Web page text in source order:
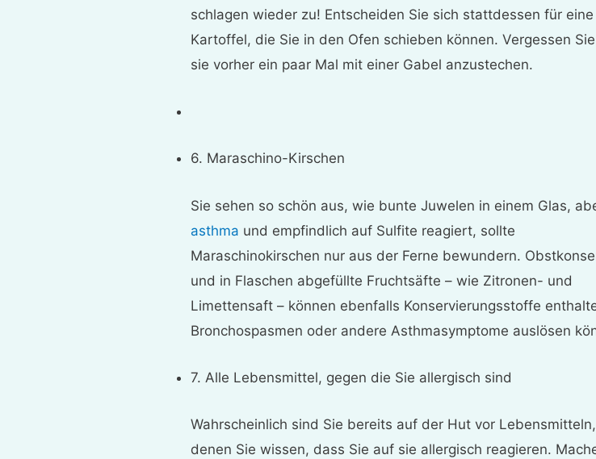
schlagen wieder zu! Entscheiden Sie sich stattdessen für eine
Kartoffel, die Sie in den Ofen schieben können. Vergessen
sie vorher ein paar Mal mit einer Gabel anzustechen.
6. Maraschino-Kirschen
Sie sehen so schön aus, wie bunte Juwelen in einem Glas,
asthma und empfindlich auf Sulfite reagiert, sollte
Maraschinokirschen nur aus der Ferne bewundern.
und in Flaschen abgefüllte Fruchtsäfte – wie Zitronen- und
Limettensaft – können ebenfalls Konservierungsstoffe
Bronchospasmen oder andere Asthmasymptome auslösen
7. Alle Lebensmittel, gegen die Sie allergisch sind
Wahrscheinlich sind Sie bereits auf der Hut vor
denen Sie wissen, dass Sie auf sie allergisch reagieren.